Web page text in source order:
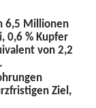
6,5 Millionen
0,6 % Kupfer
von 2,2
Ziel,